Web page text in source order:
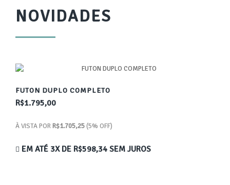
NOVIDADES
FUTON DUPLO COMPLETO
R$1.795,00
À VISTA PORR$1.705,25(5% OFF)
EM ATÉ 3X DE R$598,34 SEM JUROS